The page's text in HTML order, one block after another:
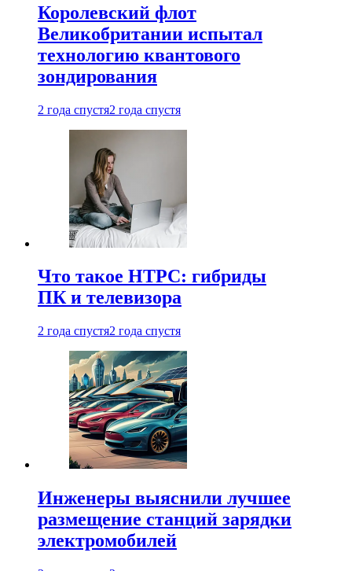
Королевский флот
Великобритании испытал
технологию квантового
зондирования
2 года спустя2 года спустя
Что такое HTPC: гибриды
ПК и телевизора
2 года спустя2 года спустя
Инженеры выяснили лучшее
размещение станций зарядки
электромобилей